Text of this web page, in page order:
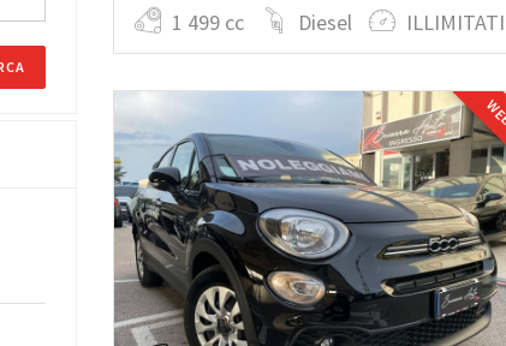
1 499 cc Diesel ILLIMITATI